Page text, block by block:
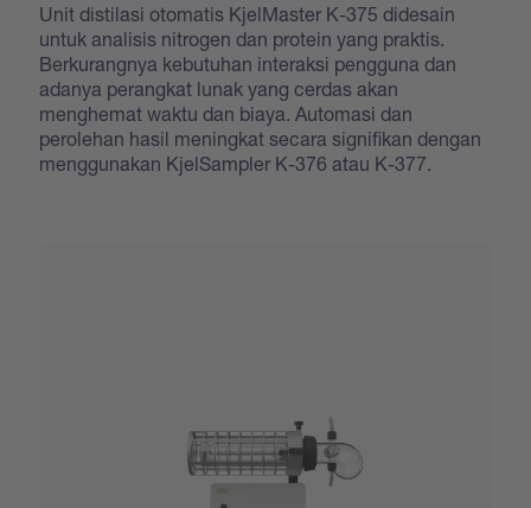
Unit distilasi otomatis KjelMaster K-375 didesain
untuk analisis nitrogen dan protein yang praktis.
Berkurangnya kebutuhan interaksi pengguna dan
adanya perangkat lunak yang cerdas akan
menghemat waktu dan biaya. Automasi dan
perolehan hasil meningkat secara signifikan dengan
menggunakan KjelSampler K-376 atau K-377.